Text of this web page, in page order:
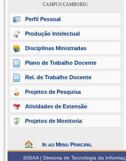
CAMPUS CAMBORIU
Perfil Pessoal
Produção Intelectual
Disciplinas Ministradas
Plano de Trabalho Docente
Rel. de Trabalho Docente
Projetos de Pesquisa
Atividades de Extensão
Projetos de Monitoria
Ir ao Menu Principal
SIGAA | Diretoria de Tecnologia da